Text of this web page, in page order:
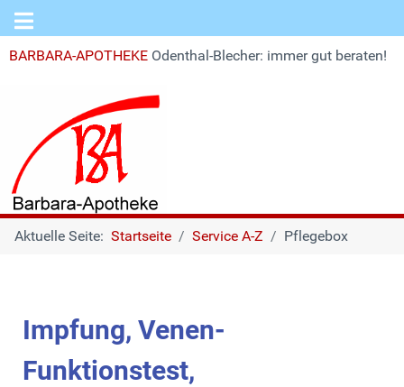
BARBARA-APOTHEKE Odenthal-Blecher: immer gut beraten!
Aktuelle Seite: Startseite Service A-Z Pflegebox
Impfung, Venen-
Funktionstest,